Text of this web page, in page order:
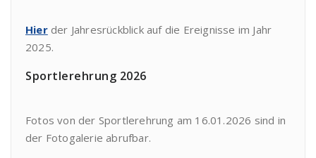
Hierder Jahresrückblick auf die Ereignisse im Jahr
2025.
Sportlerehrung 2026
Fotos von der Sportlerehrung am 16.01.2026 sind in
der Fotogalerie abrufbar.